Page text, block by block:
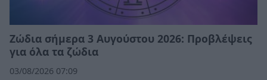
Ζώδια σήμερα 3 Αυγούστου 2026: Προβλέψεις
για όλα τα ζώδια
03/08/2026 07:09